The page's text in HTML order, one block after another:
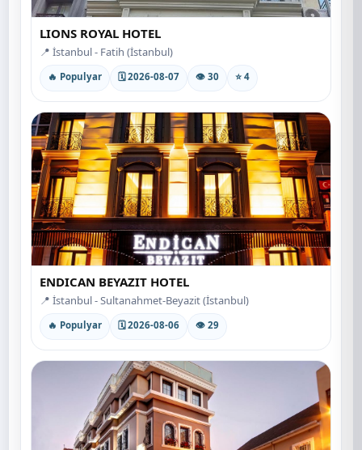
LIONS ROYAL HOTEL
📍 İstanbul - Fatih (İstanbul)
🔥 Populyar 🗓 2026-08-07 👁 30 ⭐ 4
ENDICAN BEYAZIT HOTEL
📍 İstanbul - Sultanahmet-Beyazit (İstanbul)
🔥 Populyar 🗓 2026-08-06 👁 29